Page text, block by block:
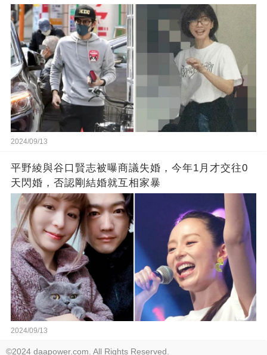
2024/09/13
平野綾與谷口賢志被曝商議失婚，今年1月才交往0
天閃婚，否認剛結婚就互相家暴
2024/09/13
©2024 daapower.com. All Rights Reserved.